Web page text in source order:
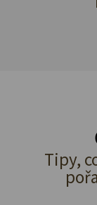
Tipy,